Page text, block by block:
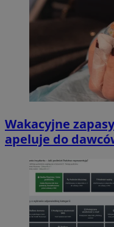
Wakacyjne
apeluje do